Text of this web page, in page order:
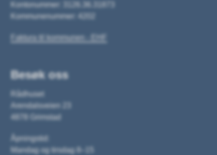
Kontonummer: 3126.36.31873
Kommunenummer: 4202
Faktura til kommunen - EHF
Besøk oss
Rådhuset
Arendalsveien 23
4878 Grimstad
Åpningstid:
Mandag og tirsdag 8–15